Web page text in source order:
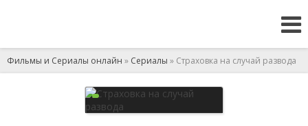
Фильмы и Сериалы онлайн » Сериалы » Страховка на случай развода